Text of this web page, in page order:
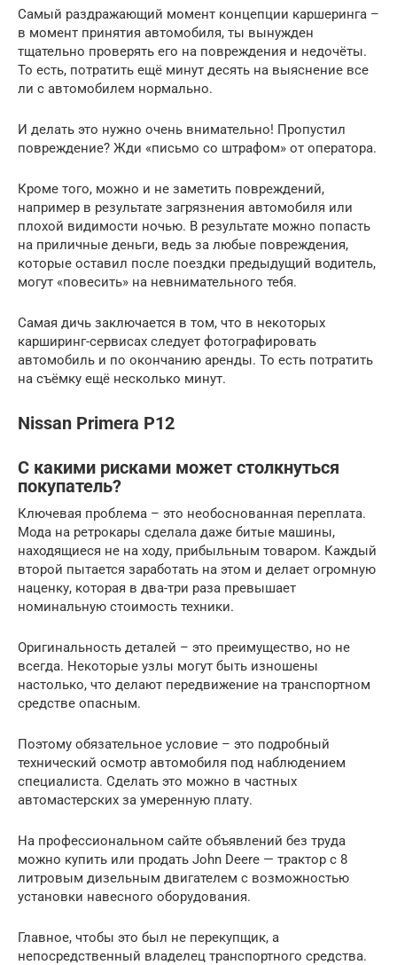
Самый раздражающий момент концепции каршеринга –
в момент принятия автомобиля, ты вынужден
тщательно проверять его на повреждения и недочёты.
То есть, потратить ещё минут десять на выяснение все
ли с автомобилем нормально.
И делать это нужно очень внимательно! Пропустил
повреждение? Жди «письмо со штрафом» от оператора.
Кроме того, можно и не заметить повреждений,
например в результате загрязнения автомобиля или
плохой видимости ночью. В результате можно попасть
на приличные деньги, ведь за любые повреждения,
которые оставил после поездки предыдущий водитель,
могут «повесить» на невнимательного тебя.
Самая дичь заключается в том, что в некоторых
карширинг-сервисах следует фотографировать
автомобиль и по окончанию аренды. То есть потратить
на съёмку ещё несколько минут.
Nissan Primera P12
С какими рисками может столкнуться
покупатель?
Ключевая проблема – это необоснованная переплата.
Мода на ретрокары сделала даже битые машины,
находящиеся не на ходу, прибыльным товаром. Каждый
второй пытается заработать на этом и делает огромную
наценку, которая в два-три раза превышает
номинальную стоимость техники.
Оригинальность деталей – это преимущество, но не
всегда. Некоторые узлы могут быть изношены
настолько, что делают передвижение на транспортном
средстве опасным.
Поэтому обязательное условие – это подробный
технический осмотр автомобиля под наблюдением
специалиста. Сделать это можно в частных
автомастерских за умеренную плату.
На профессиональном сайте объявлений без труда
можно купить или продать John Deere — трактор с 8
литровым дизельным двигателем с возможностью
установки навесного оборудования.
Главное, чтобы это был не перекупщик, а
непосредственный владелец транспортного средства.